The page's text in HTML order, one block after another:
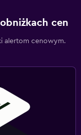
cen
alertom cenowym.